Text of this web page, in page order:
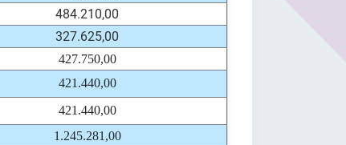
484.210,00
327.625,00
427.750,00
421.440,00
421.440,00
1.245.281,00